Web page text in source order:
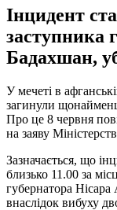
Інцидент
заступника
Бадахшан,
У мечеті в
загинули
Про це 8 червня
на заяву
Зазначається, що
близько 11.00 за
губернатора
внаслідок вибуху